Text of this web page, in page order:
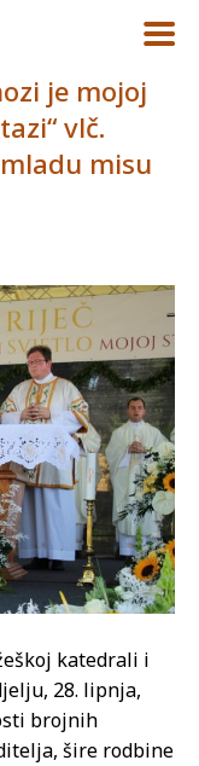
je mojoj
vlč.
misu
katedrali i
28. lipnja,
brojnih
šire rodbine